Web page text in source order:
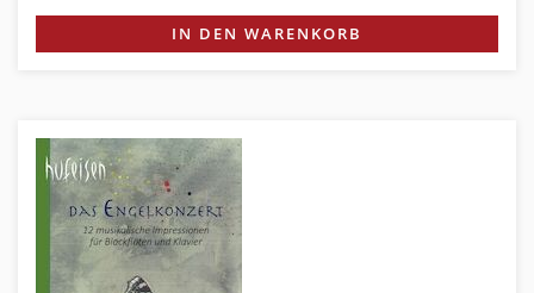
IN DEN WARENKORB